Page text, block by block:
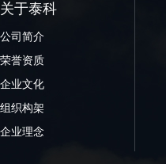
关于泰科
公司简介
荣誉资质
企业文化
组织构架
企业理念